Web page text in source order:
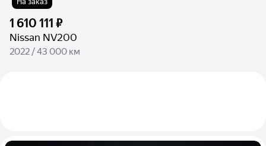
1 610 111 ₽
Nissan NV200
2022 / 43 000 км